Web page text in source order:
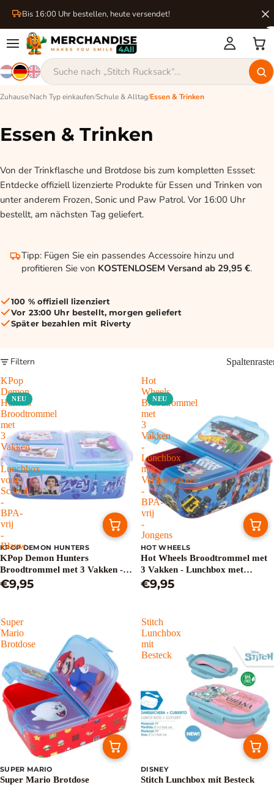
Bis 16:00 Uhr bestellen, heute versendet!
Zuhause/Nach Typ einkaufen/Schule & Alltag/Essen & Trinken
Essen & Trinken
Von der Trinkflasche und Brotdose bis zum kompletten Essset:
Entdecke offiziell lizenzierte Produkte für Essen und Trinken von
unter anderem Frozen, Sonic und Paw Patrol. Vor 16:00 Uhr
bestellt, am nächsten Tag geliefert.
Tipp: Fügen Sie ein passendes Accessoire hinzu und
profitieren Sie von KOSTENLOSEM Versand ab 29,95 €.
100 % offiziell lizenziert
Vor 23:00 Uhr bestellt, morgen geliefert
Später bezahlen mit Riverty
Filtern
KPop
Demon
Hunters
Broodtrommel
met
3
Vakken
-
Lunchbox
voor
School
-
BPA-
vrij
-
Blauw
NEU
KPOP DEMON HUNTERS
KPop Demon Hunters
Broodtrommel met 3 Vakken -
Lunchbox voor School - BPA-vrij
- Blauw
€9,95
Hot
Wheels
Broodtrommel
met
3
Vakken
-
Lunchbox
met
Verdeelvakken
-
BPA-
vrij
-
Jongens
NEU
HOT WHEELS
Hot Wheels Broodtrommel met
3 Vakken - Lunchbox met
Verdeelvakken - BPA-vrij -
Jongens
€9,95
Super
Mario
Brotdose
SUPER MARIO
Super Mario Brotdose
Stitch
Lunchbox
mit
Besteck
Sale
DISNEY
Stitch Lunchbox mit Besteck